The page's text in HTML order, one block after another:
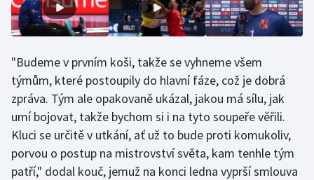
"Budeme v prvním koši, takže se vyhneme všem
týmům, které postoupily do hlavní fáze, což je dobrá
zpráva. Tým ale opakovaně ukázal, jakou má sílu, jak
umí bojovat, takže bychom si i na tyto soupeře věřili.
Kluci se určitě v utkání, ať už to bude proti komukoliv,
porvou o postup na mistrovství světa, kam tenhle tým
patří," dodal kouč, jemuž na konci ledna vyprší smlouva